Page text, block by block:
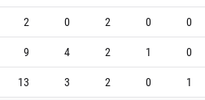
2 0 2 0
0
9 4 2 1
0
13 3 2 0
1